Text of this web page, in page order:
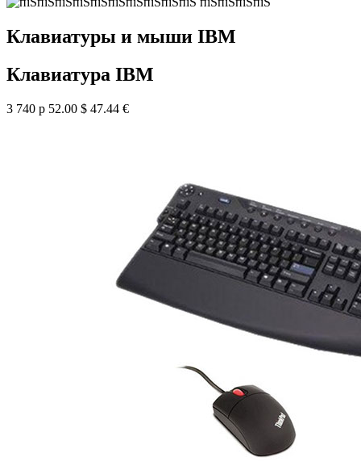
Клавиатуры и мыши IBM
Клавиатура IBM
3 740 р 52.00 $ 47.44 €